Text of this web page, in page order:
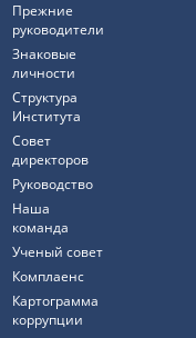
Прежние
руководители
Знаковые
личности
Структура
Института
Совет
директоров
Руководство
Наша
команда
Ученый совет
Комплаенс
Картограмма
коррупции